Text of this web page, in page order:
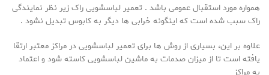
همواره مورد استقبال عمومی باشد . تعمیر لباسشویی راک زیر نظر نمایندگی
راک سبب شده است که اینگونه خرابی ها دیگر به کابوس تبدیل نشود .
علاوه بر این، بسیاری از روش ها برای تعمیر لباسشویی در مراکز معتبر ارتقا
یافته است تا از میزان صدمات به ماشین لباسشویی کاسته شود و اعتماد
به مراکز